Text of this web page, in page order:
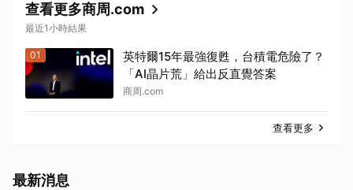
查看更多商周.com
最近1小時結果
01
英特爾15年最強復甦，台積電危險了？
「AI晶片荒」給出反直覺答案
商周.com
查看更多
最新消息